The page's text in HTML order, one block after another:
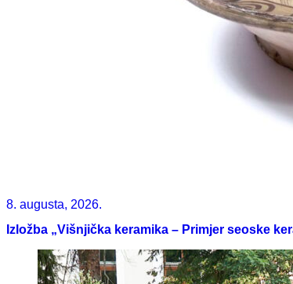
8. augusta, 2026.
Izložba „Višnjička keramika – Primjer seoske